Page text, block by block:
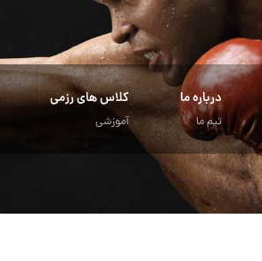
درباره ما
تیم ما
کلاس های رزمی
آموزشی